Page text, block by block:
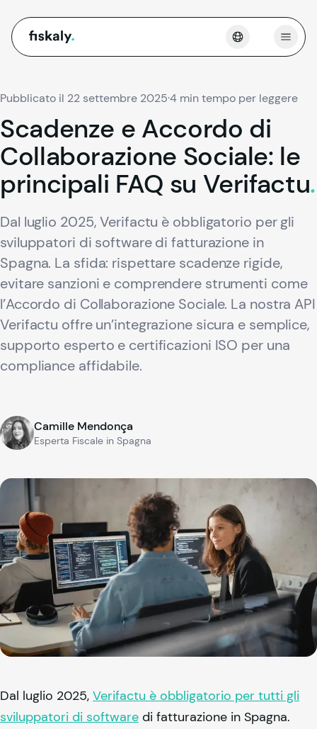
fiskaly. Apri
Pubblicato il 22 settembre 2025·4 min tempo per leggere
Scadenze e Accordo di
Collaborazione Sociale: le
principali FAQ su Verifactu.
Dal luglio 2025, Verifactu è obbligatorio per gli
sviluppatori di software di fatturazione in
Spagna. La sfida: rispettare scadenze rigide,
evitare sanzioni e comprendere strumenti come
l’Accordo di Collaborazione Sociale. La nostra API
Verifactu offre un’integrazione sicura e semplice,
supporto esperto e certificazioni ISO per una
compliance affidabile.
Camille Mendonça
Esperta Fiscale in Spagna
Dal luglio 2025, Verifactu è obbligatorio per tutti gli
sviluppatori di software di fatturazione in Spagna.